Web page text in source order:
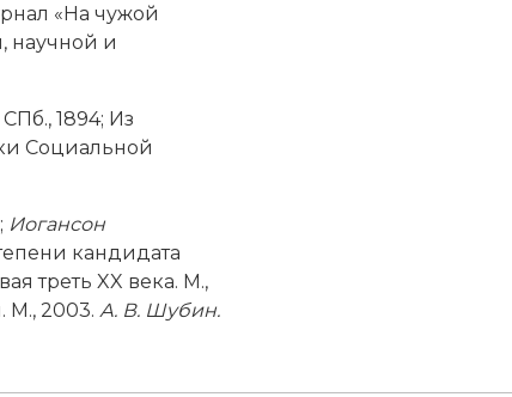
«На чужой
научной и
1894; Из
Социальной
Иогансон
кандидата
треть XX века. М.,
М., 2003. А. В. Шубин.